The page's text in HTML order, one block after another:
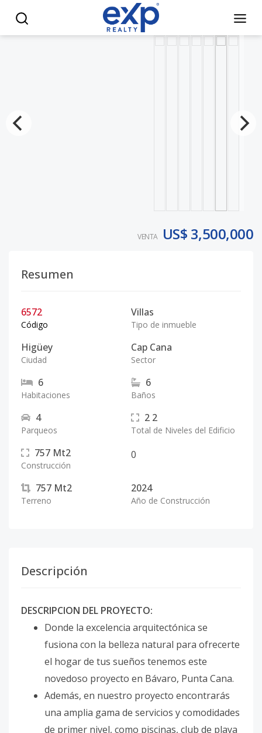
VENTA US$ 3,500,000
Resumen
6572
Código
Villas
Tipo de inmueble
Higüey
Ciudad
Cap Cana
Sector
6
Habitaciones
6
Baños
4
Parqueos
2 2
Total de Niveles del Edificio
757 Mt2
Construcción
0
757 Mt2
Terreno
2024
Año de Construcción
Descripción
DESCRIPCION DEL PROYECTO:
Donde la excelencia arquitectónica se
fusiona con la belleza natural para ofrecerte
el hogar de tus sueños tenemos este
novedoso proyecto en Bávaro, Punta Cana.
Además, en nuestro proyecto encontrarás
una amplia gama de servicios y comodidades
de primer nivel, como piscinas, club de playa
Cap Cana, Villa de lujo en venta a estrenar. - eXp Realty